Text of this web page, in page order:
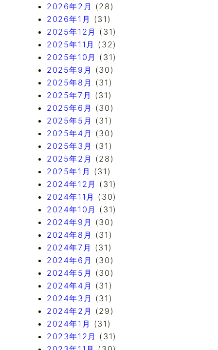
2026年2月 (28)
2026年1月 (31)
2025年12月 (31)
2025年11月 (32)
2025年10月 (31)
2025年9月 (30)
2025年8月 (31)
2025年7月 (31)
2025年6月 (30)
2025年5月 (31)
2025年4月 (30)
2025年3月 (31)
2025年2月 (28)
2025年1月 (31)
2024年12月 (31)
2024年11月 (30)
2024年10月 (31)
2024年9月 (30)
2024年8月 (31)
2024年7月 (31)
2024年6月 (30)
2024年5月 (30)
2024年4月 (31)
2024年3月 (31)
2024年2月 (29)
2024年1月 (31)
2023年12月 (31)